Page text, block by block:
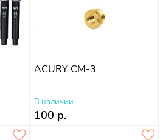
ACURY CM-3
В наличии
100 р.